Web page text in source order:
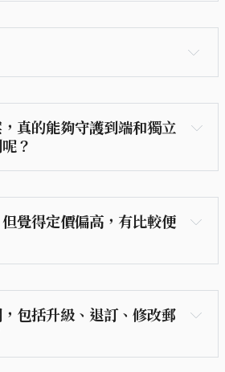
在全球脈絡中獨立思考。
有暢讀權限，更進一步以實際行動
的獨立性與長期價值。
真的能夠守護到端和獨立
？
專題覺得定價偏高，有比較便
包括升級、退訂、修改郵